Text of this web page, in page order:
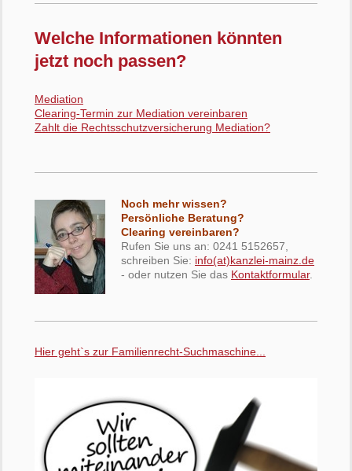
Welche Informationen könnten
jetzt noch passen?
Mediation
Clearing-Termin zur Mediation vereinbaren
Zahlt die Rechtsschutzversicherung Mediation?
Noch mehr wissen?
Persönliche Beratung?
Clearing vereinbaren?
Rufen Sie uns an: 0241 5152657,
schreiben Sie: info(at)kanzlei-mainz.de
- oder nutzen Sie das Kontaktformular.
Hier geht`s zur Familienrecht-Suchmaschine...